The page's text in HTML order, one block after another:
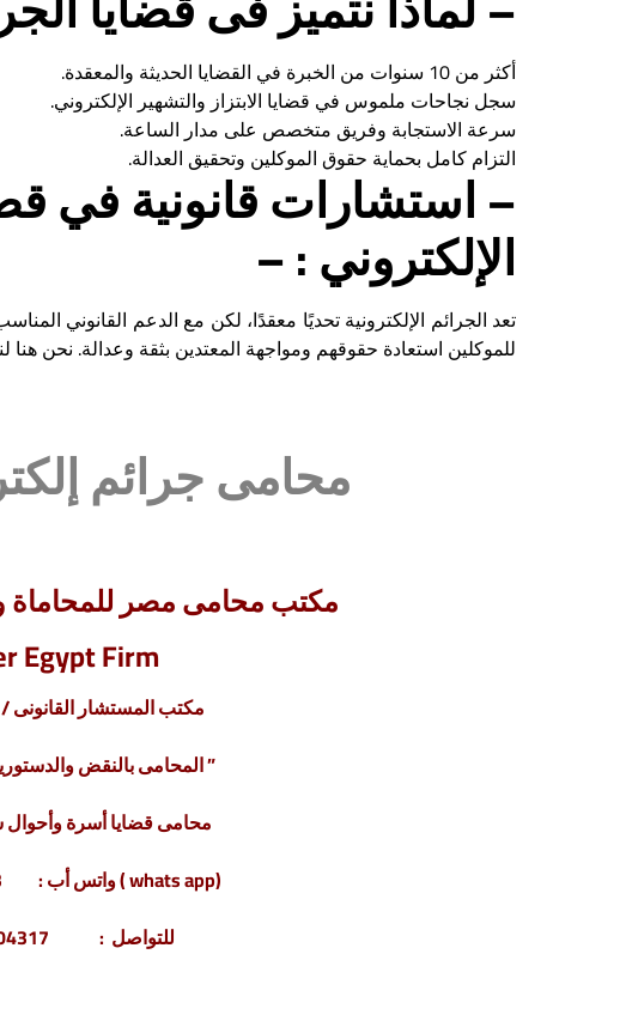
أكثر من 10 سنوات من الخبرة في القضايا الحديثة والمعقدة.
سجل نجاحات ملموس في قضايا الابتزاز والتشهير الإلكتروني.
سرعة الاستجابة وفريق متخصص على مدار الساعة.
التزام كامل بحماية حقوق الموكلين وتحقيق العدالة.
– استشارات قانونية في
الإلكتروني : –
تعد الجرائم الإلكترونية تحديًا معقدًا، لكن مع الدعم القانوني
للموكلين استعادة حقوقهم ومواجهة المعتدين بثقة وعدالة. نحن
محامى جرائم
مكتب محامى مصر للمحاماة
Egypt Firm
مكتب المستشار
” المحامى بالنقض
محامى قضايا أسرة
(whats app ) واتس أب : 201220615243+
للتواصل : 201103004317+